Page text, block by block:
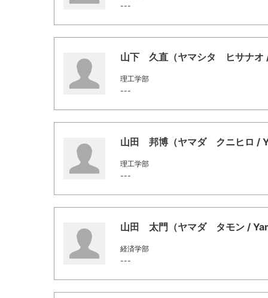
---
山下 久直（ヤマシタ ヒサナオ
理工学部
---
山田 邦博（ヤマダ クニヒロ /
理工学部
---
山田 太門（ヤマダ タモン /
経済学部
---